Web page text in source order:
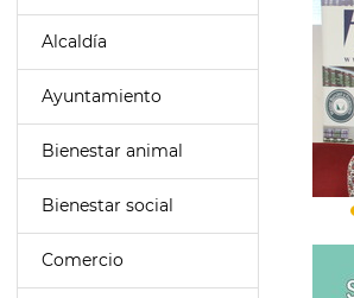
Alcaldía
Ayuntamiento
Bienestar animal
Bienestar social
Comercio